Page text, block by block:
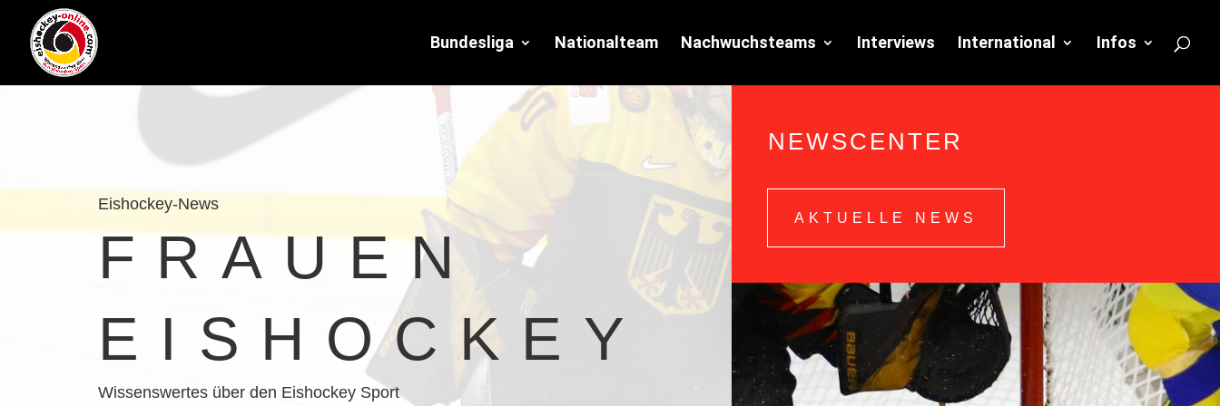
Bundesliga Nationalteam Nachwuchsteams Interviews International Infos
Eishockey-News
FRAUEN
EISHOCKEY
Wissenswertes über den Eishockey Sport
NEWSCENTER
AKTUELLE NEWS